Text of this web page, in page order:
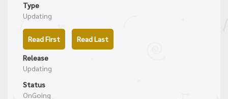
Type
Updating
Read First Read Last
Release
Updating
Status
OnGoing